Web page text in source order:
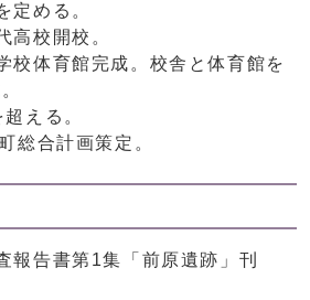
める。
校開校。
体育館完成。校舎と体育館を
える。
合計画策定。
告書第1集「前原遺跡」刊